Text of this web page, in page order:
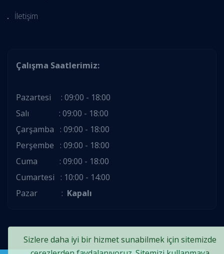
Sizlere daha iyi bir hizmet sunabilmek için sitemizde
İletişim
Çalışma Saatlerimiz:
Pazartesi : 09:00 - 18:00
Salı : 09:00 - 18:00
Çarşamba : 09:00 - 18:00
Perşembe : 09:00 - 18:00
Cuma : 09:00 - 18:00
Cumartesi : 10:00 - 14:00
Pazar : Kapalı